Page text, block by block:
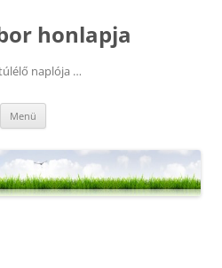
honlapja
naplója …
Menü